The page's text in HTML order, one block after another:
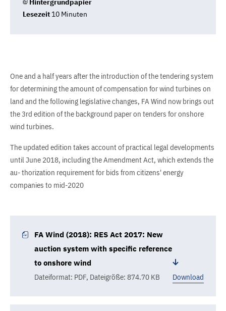
Hintergrundpapier
Lesezeit 10 Minuten
One and a half years after the introduction of the tendering system
for determining the amount of compensation for wind turbines on
land and the following legislative changes, FA Wind now brings out
the 3rd edition of the background paper on tenders for onshore
wind turbines.
The updated edition takes account of practical legal developments
until June 2018, including the Amendment Act, which extends the
au- thorization requirement for bids from citizens' energy
companies to mid-2020
FA Wind (2018): RES Act 2017: New
auction system with specific reference
to onshore wind
Dateiformat: PDF, Dateigröße: 874.70 KB Download